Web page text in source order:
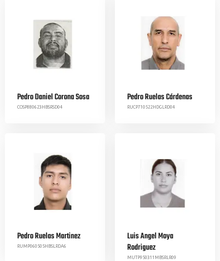
Pedro Daniel Corona Sosa
COSP880623HBSRSD04
Pedro Ruelas Cárdenas
RUCP710522HDGLRD04
Pedro Ruelas Martinez
RUMP060505HBSLRDA6
Luis Angel Moya
Rodriguez
MUTP950311MBSRLR09